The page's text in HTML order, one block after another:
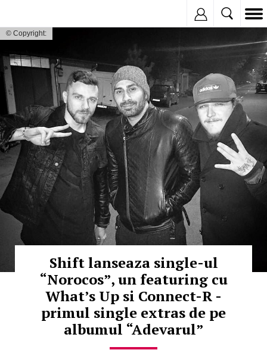
© Copyright:
Shift lanseaza single-ul
“Norocos”, un featuring cu
What’s Up si Connect-R -
primul single extras de pe
albumul “Adevarul”